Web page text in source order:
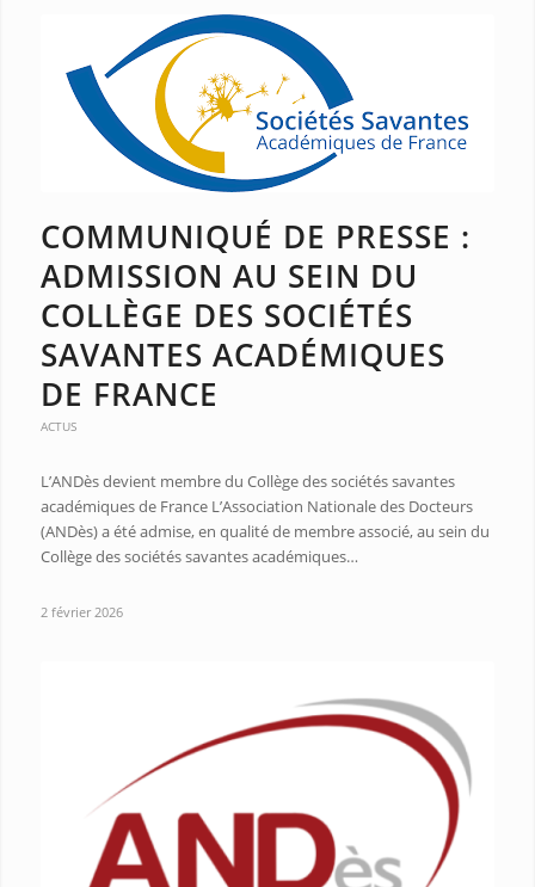
COMMUNIQUÉ DE PRESSE :
ADMISSION AU SEIN DU
COLLÈGE DES SOCIÉTÉS
SAVANTES ACADÉMIQUES
DE FRANCE
ACTUS
L’ANDès devient membre du Collège des sociétés savantes
académiques de France L’Association Nationale des Docteurs
(ANDès) a été admise, en qualité de membre associé, au sein du
Collège des sociétés savantes académiques…
2 février 2026